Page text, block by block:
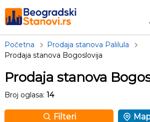
Početna
Prodaja stanova Palilula
Prodaja stanova Bogoslovija
Prodaja stanova
Broj oglasa: 14
Filteri